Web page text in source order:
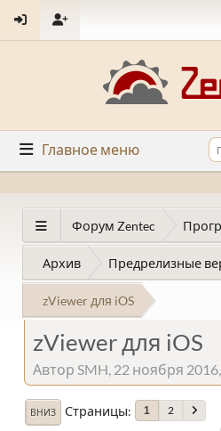
Главное меню
Форум Zentec
Архив Предрелизные
zViewer для iOS
zViewer для iOS
Автор SMH, 22 ноября
ВНИЗ Страницы 1 2